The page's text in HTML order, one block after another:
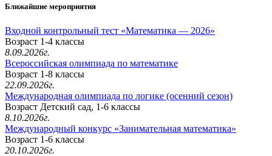
Ближайшие мероприятия
Входной контрольный тест «Математика — 2026»
Возраст 1-4 классы
8.09.2026г.
Всероссийская олимпиада по математике
Возраст 1-8 классы
22.09.2026г.
Международная олимпиада по логике (осенний сезон)
Возраст Детский сад, 1-6 классы
8.10.2026г.
Международный конкурс «Занимательная математика»
Возраст 1-6 классы
20.10.2026г.